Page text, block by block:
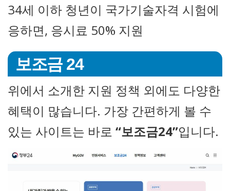
34세 이하 청년이 국가기술자격 시험에
응하면, 응시료 50% 지원
보조금 24
위에서 소개한 지원 정책 외에도 다양한
혜택이 많습니다. 가장 간편하게 볼 수
있는 사이트는 바로 “보조금24”입니다.